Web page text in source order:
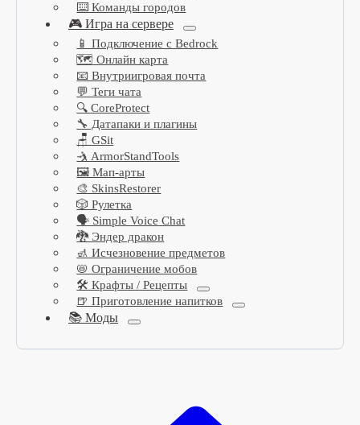
⌨️ Команды городов
🎮 Игра на сервере
📱 Подключение с Bedrock
🗺️ Онлайн карта
📧 Внутриигровая почта
💬 Теги чата
🔍 CoreProtect
🔧 Датапаки и плагины
🪑 GSit
🤺 ArmorStandTools
🖼️ Мап-арты
🎨 SkinsRestorer
🎲 Рулетка
🗣️ Simple Voice Chat
🐉 Эндер дракон
🚮 Исчезновение предметов
📛 Ограничение мобов
🛠️ Крафты / Рецепты
🍺 Приготовление напитков
📚 Моды